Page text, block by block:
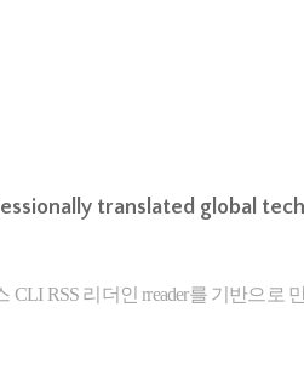
translated global
RSS 리더인 rreader를 기반으로